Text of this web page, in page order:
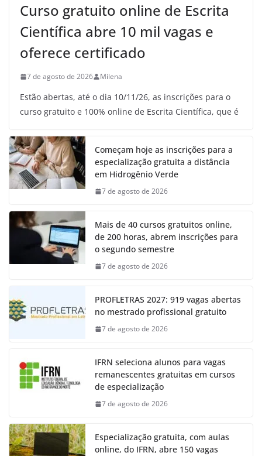
Curso gratuito online de Escrita
Científica abre 10 mil vagas e
oferece certificado
7 de agosto de 2026 Milena
Estão abertas, até o dia 10/11/26, as inscrições para o
curso gratuito e 100% online de Escrita Científica, que é
Começam hoje as inscrições para a
especialização gratuita a distância
em Hidrogênio Verde
7 de agosto de 2026
Mais de 40 cursos gratuitos online,
de 200 horas, abrem inscrições para
o segundo semestre
7 de agosto de 2026
PROFLETRAS 2027: 919 vagas abertas
no mestrado profissional gratuito
7 de agosto de 2026
IFRN seleciona alunos para vagas
remanescentes gratuitas em cursos
de especialização
7 de agosto de 2026
Especialização gratuita, com aulas
online, do IFRN, abre 150 vagas